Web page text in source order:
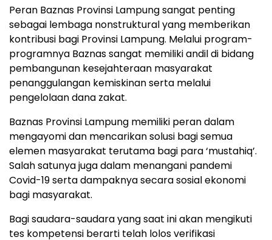
Peran Baznas Provinsi Lampung sangat penting
sebagai lembaga nonstruktural yang memberikan
kontribusi bagi Provinsi Lampung. Melalui program-
programnya Baznas sangat memiliki andil di bidang
pembangunan kesejahteraan masyarakat
penanggulangan kemiskinan serta melalui
pengelolaan dana zakat.
Baznas Provinsi Lampung memiliki peran dalam
mengayomi dan mencarikan solusi bagi semua
elemen masyarakat terutama bagi para ‘mustahiq’.
Salah satunya juga dalam menangani pandemi
Covid-19 serta dampaknya secara sosial ekonomi
bagi masyarakat.
Bagi saudara-saudara yang saat ini akan mengikuti
tes kompetensi berarti telah lolos verifikasi